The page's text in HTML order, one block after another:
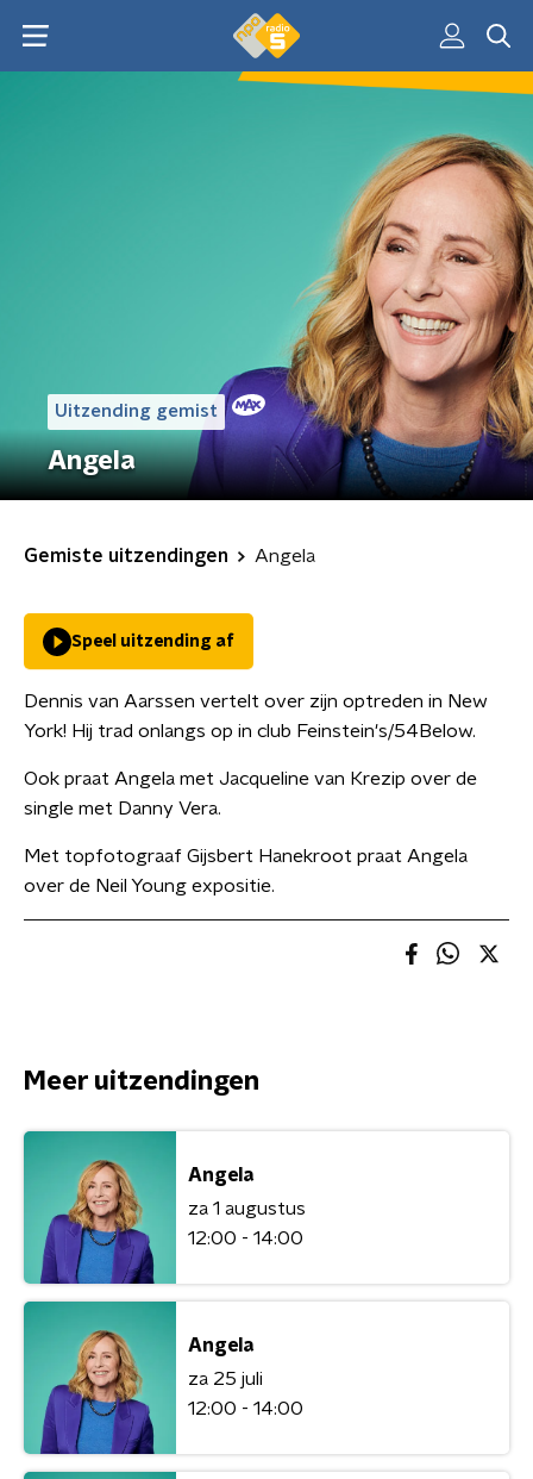
Uitzending gemist
Angela
Gemiste uitzendingen Angela
Speel uitzending af
Dennis van Aarssen vertelt over zijn optreden in New
York! Hij trad onlangs op in club Feinstein's/54Below.
Ook praat Angela met Jacqueline van Krezip over de
single met Danny Vera.
Met topfotograaf Gijsbert Hanekroot praat Angela
over de Neil Young expositie.
Meer uitzendingen
Angela
za 1 augustus
12:00 - 14:00
Angela
za 25 juli
12:00 - 14:00